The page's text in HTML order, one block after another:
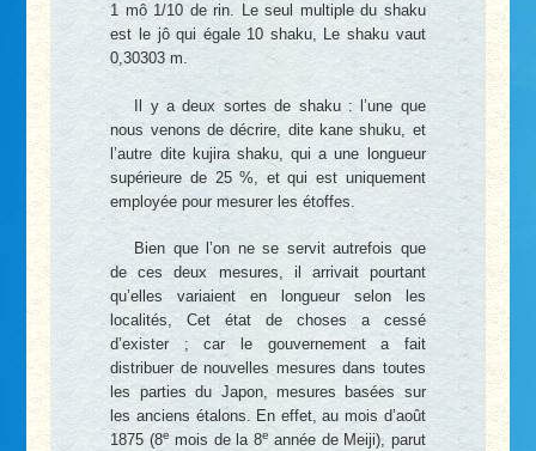
1 mô 1/10 de rin. Le seul multiple du shaku
est le jô qui égale 10 shaku, Le shaku vaut
0,30303 m.
Il y a deux sortes de shaku : l’une que
nous venons de décrire, dite kane shuku, et
l’autre dite kujira shaku, qui a une longueur
supérieure de 25 %, et qui est uniquement
employée pour mesurer les étoffes.
Bien que l’on ne se servit autrefois que
de ces deux mesures, il arrivait pourtant
qu’elles variaient en longueur selon les
localités, Cet état de choses a cessé
d’exister ; car le gouvernement a fait
distribuer de nouvelles mesures dans toutes
les parties du Japon, mesures basées sur
les anciens étalons. En effet, au mois d’août
1875 (8e mois de la 8e année de Meiji), parut